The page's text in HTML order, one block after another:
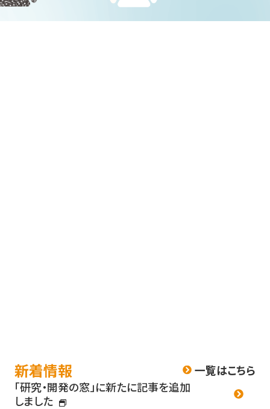
新着情報
一覧はこちら
「研究・開発の窓」に新たに記事を追加
しました